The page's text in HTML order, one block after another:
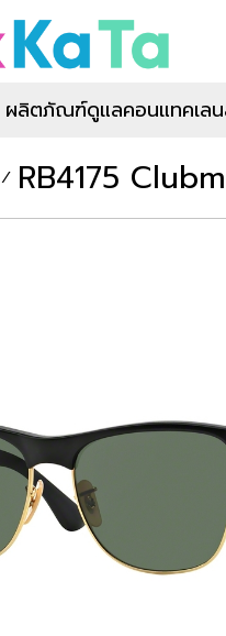
ผลิตภัณฑ์ดูแลคอนแทคเล
/ RB4175